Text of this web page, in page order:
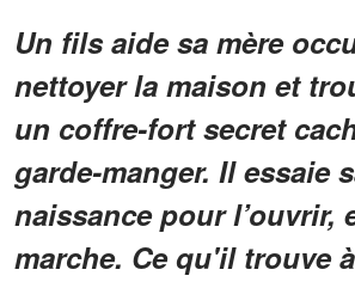
Un fils aide sa mère
nettoyer la maison et
un coffre-fort secret
garde-manger. Il essaie
naissance pour l’ouvrir,
marche. Ce qu'il trouve